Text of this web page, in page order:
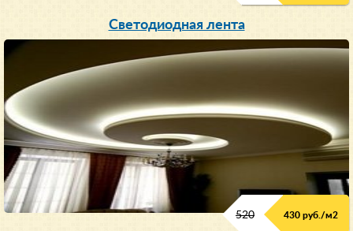
Cветодиодная лента
520 430 руб./м2